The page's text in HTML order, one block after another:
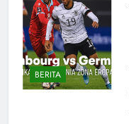
BERITA